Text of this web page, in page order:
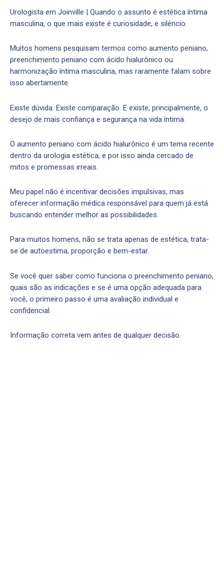
Urologista em Joinville | Quando o assunto é estética íntima
masculina, o que mais existe é curiosidade, e silêncio.
Muitos homens pesquisam termos como aumento peniano,
preenchimento peniano com ácido hialurônico ou
harmonização íntima masculina, mas raramente falam sobre
isso abertamente.
Existe dúvida. Existe comparação. E existe, principalmente, o
desejo de mais confiança e segurança na vida íntima.
O aumento peniano com ácido hialurônico é um tema recente
dentro da urologia estética, e por isso ainda cercado de
mitos e promessas irreais.
Meu papel não é incentivar decisões impulsivas, mas
oferecer informação médica responsável para quem já está
buscando entender melhor as possibilidades.
Para muitos homens, não se trata apenas de estética, trata-
se de autoestima, proporção e bem-estar.
Se você quer saber como funciona o preenchimento peniano,
quais são as indicações e se é uma opção adequada para
você, o primeiro passo é uma avaliação individual e
confidencial.
Informação correta vem antes de qualquer decisão.